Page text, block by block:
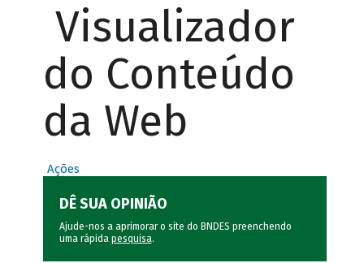
Visualizador
do Conteúdo
da Web
Ações
DÊ SUA OPINIÃO
Ajude-nos a aprimorar o site do BNDES preenchendo
uma rápida pesquisa.